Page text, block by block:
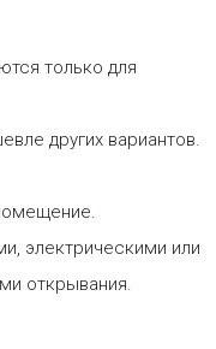
только для
других вариантов.
электрическими или
открывания.